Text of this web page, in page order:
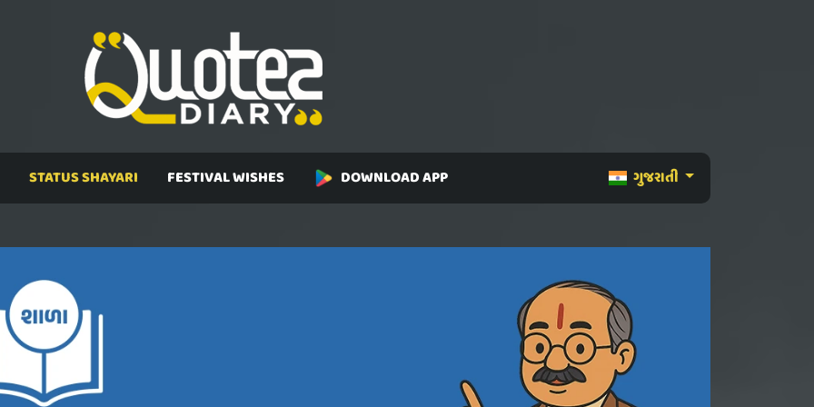
ગુજરાતી
STATUS SHAYARI FESTIVAL WISHES DOWNLOAD APP